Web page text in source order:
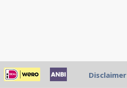
Disclaimer